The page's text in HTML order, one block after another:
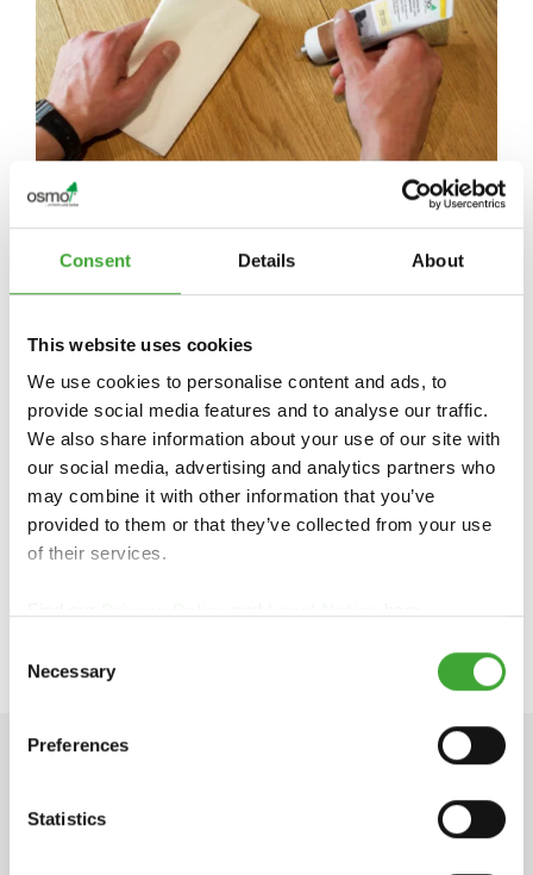
Consent Details About
This website uses cookies
We use cookies to personalise content and ads, to
provide social media features and to analyse our traffic.
We also share information about your use of our site with
our social media, advertising and analytics partners who
may combine it with other information that you’ve
provided to them or that they’ve collected from your use
of their services.
Selection
Necessary
Preferences
Statistics
POUR OBTENIR DES INFORMATIONS
SPÉCIFIQUES À CHAQUE PAYS, VEUILLEZ
CONTACTER LE GROSSISTE OU LE
REVENDEUR SPÉCIALISÉ DE VOTRE RÉGION
:
info-export@osmo.de